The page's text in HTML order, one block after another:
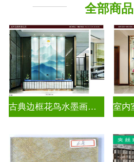
全部商品
古典边框花鸟水墨画玻璃